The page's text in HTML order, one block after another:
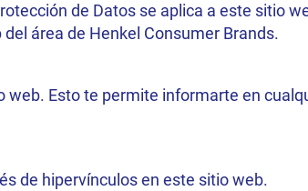
de Datos se aplica a este sitio
área de Henkel Consumer Brands.
web. Esto te permite informarte en
de hipervínculos en este sitio web.